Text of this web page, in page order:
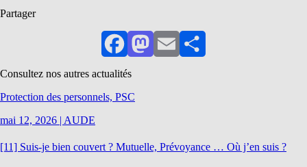
Partager
FacebookMastodon
EmailPartager
Consultez nos autres actualités
Protection des personnels, PSC
mai 12, 2026 | AUDE
[11] Suis-je bien couvert ? Mutuelle, Prévoyance … Où j’en suis ?